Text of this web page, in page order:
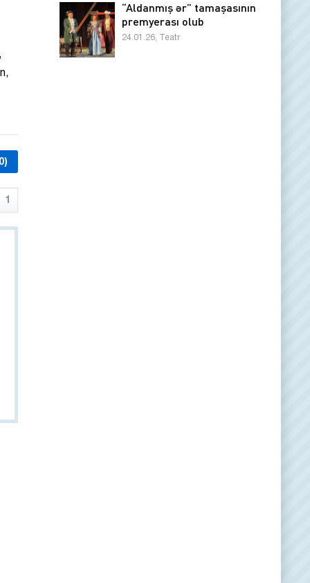
1
“Aldanmış ər” tamaşasının
premyerası olub
24.01.26, Teatr